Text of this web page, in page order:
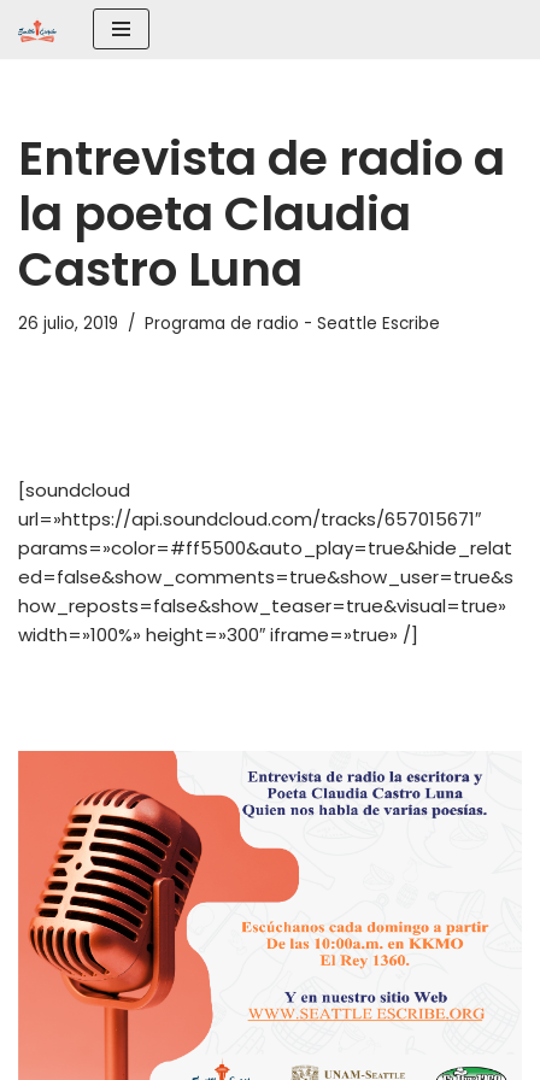
Entrevista de radio a
la poeta Claudia
Castro Luna
26 julio, 2019 Programa de radio - Seattle Escribe
[soundcloud
url=»https://api.soundcloud.com/tracks/657015671″
params=»color=#ff5500&auto_play=true&hide_relat
ed=false&show_comments=true&show_user=true&s
how_reposts=false&show_teaser=true&visual=true»
width=»100%» height=»300″ iframe=»true» /]